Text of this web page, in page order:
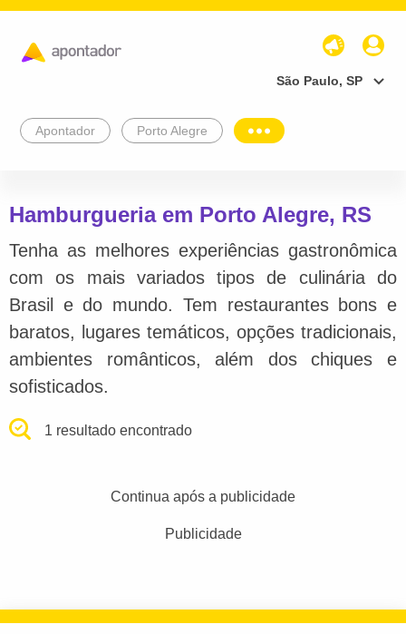
São Paulo, SP
Apontador Porto Alegre
Hamburgueria em Porto Alegre, RS
Tenha as melhores experiências gastronômica
com os mais variados tipos de culinária do
Brasil e do mundo. Tem restaurantes bons e
baratos, lugares temáticos, opções tradicionais,
ambientes românticos, além dos chiques e
sofisticados.
1 resultado encontrado
Continua após a publicidade
Publicidade